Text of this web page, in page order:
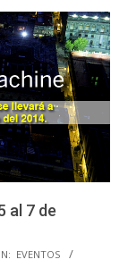
al 7 de
IN: EVENTOS